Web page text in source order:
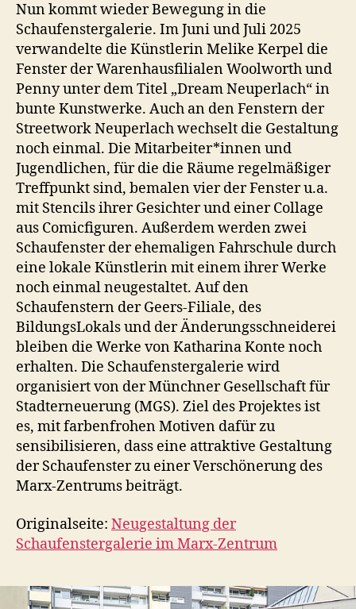
Nun kommt wieder Bewegung in die
Schaufenstergalerie. Im Juni und Juli 2025
verwandelte die Künstlerin Melike Kerpel die
Fenster der Warenhausfilialen Woolworth und
Penny unter dem Titel „Dream Neuperlach“ in
bunte Kunstwerke. Auch an den Fenstern der
Streetwork Neuperlach wechselt die Gestaltung
noch einmal. Die Mitarbeiter*innen und
Jugendlichen, für die die Räume regelmäßiger
Treffpunkt sind, bemalen vier der Fenster u.a.
mit Stencils ihrer Gesichter und einer Collage
aus Comicfiguren. Außerdem werden zwei
Schaufenster der ehemaligen Fahrschule durch
eine lokale Künstlerin mit einem ihrer Werke
noch einmal neugestaltet. Auf den
Schaufenstern der Geers-Filiale, des
BildungsLokals und der Änderungsschneiderei
bleiben die Werke von Katharina Konte noch
erhalten. Die Schaufenstergalerie wird
organisiert von der Münchner Gesellschaft für
Stadterneuerung (MGS). Ziel des Projektes ist
es, mit farbenfrohen Motiven dafür zu
sensibilisieren, dass eine attraktive Gestaltung
der Schaufenster zu einer Verschönerung des
Marx-Zentrums beiträgt.
Originalseite: Neugestaltung der
Schaufenstergalerie im Marx-Zentrum